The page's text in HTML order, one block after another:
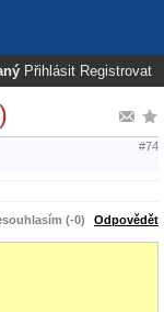
Přihlásit Registrovat
#74
(-0) Odpovědět